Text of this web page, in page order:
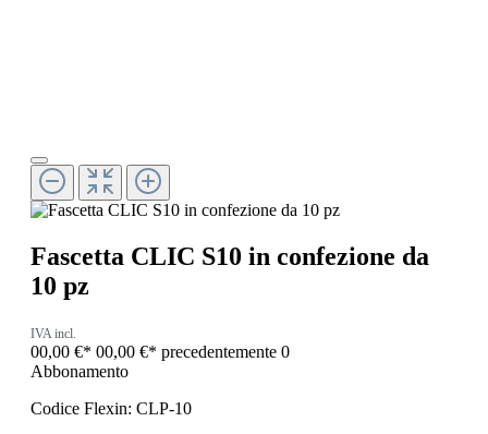
Fascetta CLIC S10 in confezione da
10 pz
IVA incl.
00,00 €* 00,00 €* precedentemente 0
Abbonamento
Codice Flexin: CLP-10